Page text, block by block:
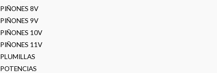
PIÑONES 8V
PIÑONES 9V
PIÑONES 10V
PIÑONES 11V
PLUMILLAS
POTENCIAS